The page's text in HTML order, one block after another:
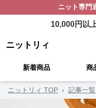
ニット専門
10,000円以
ニットリィ
新着商品 商
ニットリィ TOP › 記事一覧